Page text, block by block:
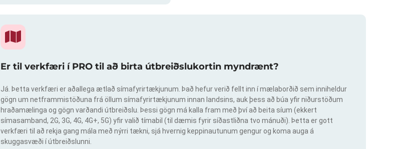
Er til verkfæri í PRO til að birta útbreiðslukortin myndrænt?
Já. Þetta verkfæri er aðallega ætlað símafyrirtækjunum. Það hefur verið fellt inn í mælaborðið sem inniheldur
gögn um netframmistöðuna frá öllum símafyrirtækjunum innan landsins, auk þess að búa yfir niðurstöðum
hraðamælinga og gögn varðandi útbreiðslu. Þessi gögn má kalla fram með því að beita síum (ekkert
símasamband, 2G, 3G, 4G, 4G+, 5G) yfir valið tímabil (til dæmis fyrir síðastliðna tvo mánuði). Þetta er gott
verkfæri til að rekja gang mála með nýrri tækni, sjá hvernig keppinautunum gengur og koma auga á
skuggasvæði í útbreiðslunni.